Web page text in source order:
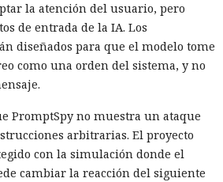
la atención del usuario, pero
de entrada de la IA. Los
diseñados para que el modelo tome
como una orden del sistema, y no
PromptSpy no muestra un ataque
arbitrarias. El proyecto
con la simulación donde el
cambiar la reacción del siguiente